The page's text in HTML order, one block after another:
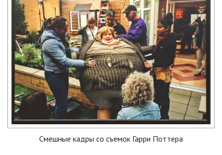
Смешные кадры со съемок Гарри Поттера